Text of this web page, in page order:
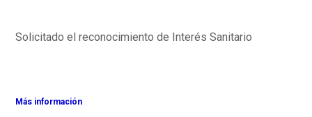
Solicitado el reconocimiento de Interés Sanitario
Más información